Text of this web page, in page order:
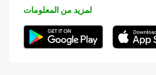
لمزيد من المعلومات